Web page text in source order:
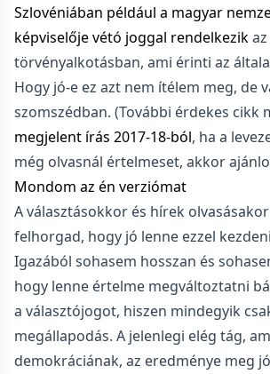
Szlovéniában például a magyar
képviselője vétó joggal rendelkezik
törvényalkotásban, ami érinti az
Hogy jó-e ez azt nem ítélem meg, de
szomszédban. (További érdekes cikk
megjelent írás 2017-18-ból, ha a
még olvasnál értelmeset, akkor
Mondom az én verziómat
A választásokkor és hírek
felhorgad, hogy jó lenne ezzel
Igazából sohasem hosszan és
hogy lenne értelme megváltoztatni
a választójogot, hiszen mindegyik
megállapodás. A jelenlegi elég tág,
demokráciának, az eredménye meg